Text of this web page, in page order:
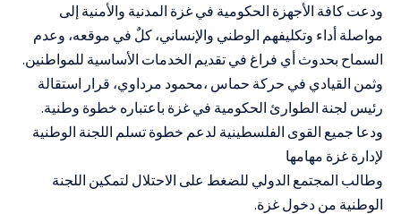
ودعت كافة الأجهزة الحكومية في غزة المدنية والأمنية إلى
مواصلة أداء وتكليفهم الوطني والإنساني، كلٌ في موقعه، وعدم
السماح بحدوث أي فراغ في تقديم الخدمات الأساسية للمواطنين.
وثمن القيادي في حركة حماس ،محمود مرداوي، قرار استقالة
رئيس لجنة الطوارئ الحكومية في غزة باعتباره خطوة وطنية.
ودعا جميع القوى الفلسطينية لدعم خطوة تسلم اللجنة الوطنية
لإدارة غزة مهامها
وطالب المجتمع الدولي للضغط على الاحتلال لتمكين اللجنة
الوطنية من دخول غزة.